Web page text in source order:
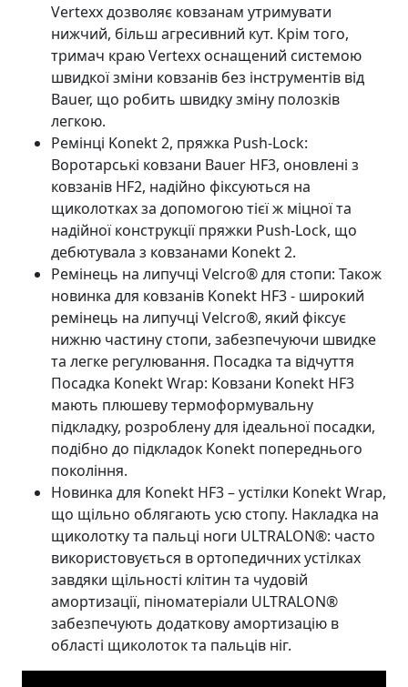
Vertexx дозволяє ковзанам утримувати
нижчий, більш агресивний кут. Крім того,
тримач краю Vertexx оснащений системою
швидкої зміни ковзанів без інструментів від
Bauer, що робить швидку зміну полозків
легкою.
Ремінці Konekt 2, пряжка Push-Lock:
Воротарські ковзани Bauer HF3, оновлені з
ковзанів HF2, надійно фіксуються на
щиколотках за допомогою тієї ж міцної та
надійної конструкції пряжки Push-Lock, що
дебютувала з ковзанами Konekt 2.
Ремінець на липучці Velcro® для стопи: Також
новинка для ковзанів Konekt HF3 - широкий
ремінець на липучці Velcro®, який фіксує
нижню частину стопи, забезпечуючи швидке
та легке регулювання. Посадка та відчуття
Посадка Konekt Wrap: Ковзани Konekt HF3
мають плюшеву термоформувальну
підкладку, розроблену для ідеальної посадки,
подібно до підкладок Konekt попереднього
покоління.
Новинка для Konekt HF3 – устілки Konekt Wrap,
що щільно облягають усю стопу. Накладка на
щиколотку та пальці ноги ULTRALON®: часто
використовується в ортопедичних устілках
завдяки щільності клітин та чудовій
амортизації, піноматеріали ULTRALON®
забезпечують додаткову амортизацію в
області щиколоток та пальців ніг.